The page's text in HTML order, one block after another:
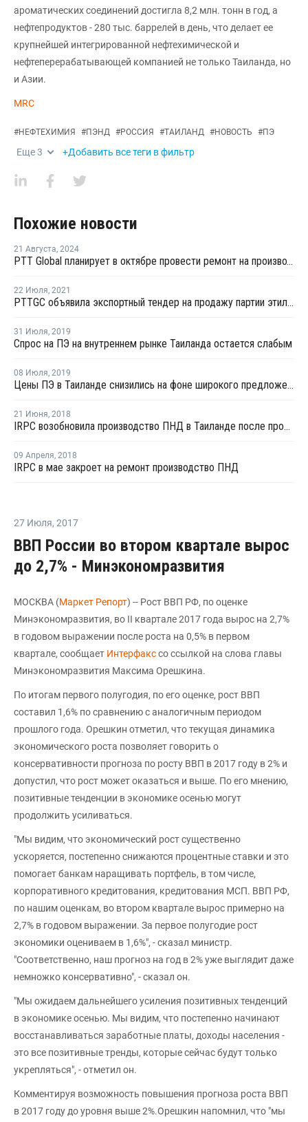
ароматических соединений достигла 8,2 млн. тонн в год, а
нефтепродуктов - 280 тыс. баррелей в день, что делает ее
крупнейшей интегрированной нефтехимической и
нефтеперерабатывающей компанией не только Таиланда, но
и Азии.
MRC
#НЕФТЕХИМИЯ #ПЭНД #РОССИЯ #ТАИЛАНД #НОВОСТЬ #ПЭ
Еще3 +Добавить все теги в фильтр
Похожие новости
21 Августа, 2024
PTT Global планирует в октябре провести ремонт на производстве ПНД в Таиланде
22 Июля, 2021
PTTGC объявила экспортный тендер на продажу партии этилена с отгрузкой в первой половине августа
31 Июля, 2019
Спрос на ПЭ на внутреннем рынке Таиланда остается слабым
08 Июля, 2019
Цены ПЭ в Таиланде снизились на фоне широкого предложения импорта
21 Июня, 2018
IRPC возобновила производство ПНД в Таиланде после профилактики
09 Апреля, 2018
IRPC в мае закроет на ремонт производство ПНД
27 Июля, 2017
ВВП России во втором квартале вырос
до 2,7% - Минэкономразвития
МОСКВА (Маркет Репорт) -- Рост ВВП РФ, по оценке
Минэкономразвития, во II квартале 2017 года вырос на 2,7%
в годовом выражении после роста на 0,5% в первом
квартале, сообщает Интерфакссо ссылкой на слова главы
Минэкономразвития Максима Орешкина.
По итогам первого полугодия, по его оценке, рост ВВП
составил 1,6% по сравнению с аналогичным периодом
прошлого года. Орешкин отметил, что текущая динамика
экономического роста позволяет говорить о
консервативности прогноза по росту ВВП в 2017 году в 2% и
допустил, что рост может оказаться и выше. По его мнению,
позитивные тенденции в экономике осенью могут
продолжить усиливаться.
"Мы видим, что экономический рост существенно
ускоряется, постепенно снижаются процентные ставки и это
помогает банкам наращивать портфель, в том числе,
корпоративного кредитования, кредитования МСП. ВВП РФ,
по нашим оценкам, во втором квартале вырос примерно на
2,7% в годовом выражении. За первое полугодие рост
экономики оцениваем в 1,6%", - сказал министр.
"Соответственно, наш прогноз на год в 2% уже выглядит даже
немножко консервативно", - сказал он.
"Мы ожидаем дальнейшего усиления позитивных тенденций
в экономике осенью. Мы видим, что постепенно начинают
восстанавливаться заработные платы, доходы населения -
это все позитивные тренды, которые сейчас будут только
укрепляться", - отметил он.
Комментируя возможность повышения прогноза роста ВВП
в 2017 году до уровня выше 2%.Орешкин напомнил, что "мы